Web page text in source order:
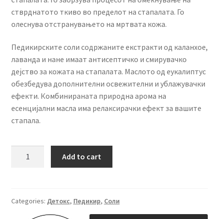
стврднатото ткиво во пределот на стапалата. Го
олеснува отстранувањето на мртвата кожа.
Педикирските соли содржаните екстракти од каланхое,
лаванда и нане имаат антисептичко и смирувачко
дејство за кожата на стапалата. Маслото од еукалиптус
обезбедува дополнителни освежителни и ублажувачки
ефекти. Комбинираната природна арома на
есенцијални масла има релаксирачки ефект за вашите
стапала.
педикир
Add to cart
Categories: Детокс, Педикир, Соли